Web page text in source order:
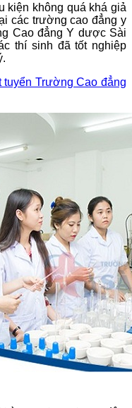
kiện không quá khá giả
các trường cao đẳng y
Cao đẳng Y dược Sài
thí sinh đã tốt nghiệp
Trường Cao đẳng